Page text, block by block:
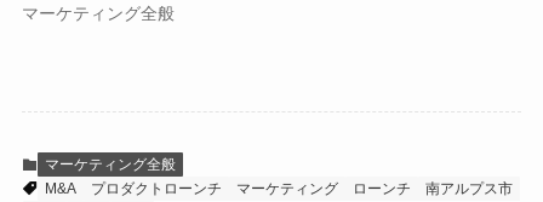
マーケティング全般
マーケティング全般
M&A
プロダクトローンチ マーケティング ローンチ
南アルプス市